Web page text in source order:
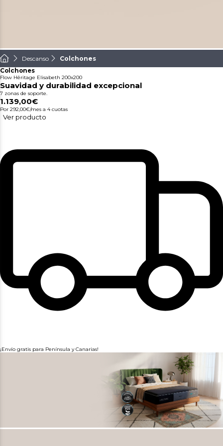
Descanso Colchones
Colchones
Flow Hêritage Elisabeth 200x200
Suavidad y durabilidad excepcional
7 zonas de soporte.
1.139,00€
Por 292,00€/mes a 4 cuotas
Ver producto
¡Envío gratis para Península y Canarias!